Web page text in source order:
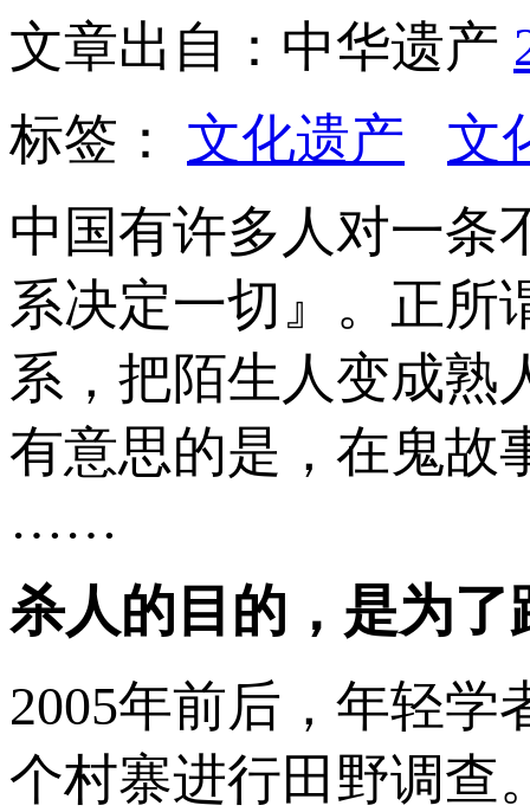
文章出自：中华遗产
标签： 文化遗产
文
中国有许多人对一
系决定一切』。正所
系，把陌生人变成熟
有意思的是，在鬼故
……
杀人的目的，是为了
2005年前后，年轻
个村寨进行田野调查